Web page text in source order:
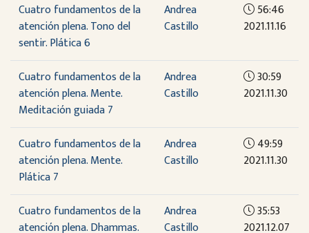
Cuatro fundamentos de la
atención plena. Tono del
sentir. Plática 6
Andrea
Castillo
56:46
2021.11.16
Cuatro fundamentos de la
atención plena. Mente.
Meditación guiada 7
Andrea
Castillo
30:59
2021.11.30
Cuatro fundamentos de la
atención plena. Mente.
Plática 7
Andrea
Castillo
49:59
2021.11.30
Cuatro fundamentos de la
atención plena. Dhammas.
Andrea
Castillo
35:53
2021.12.07